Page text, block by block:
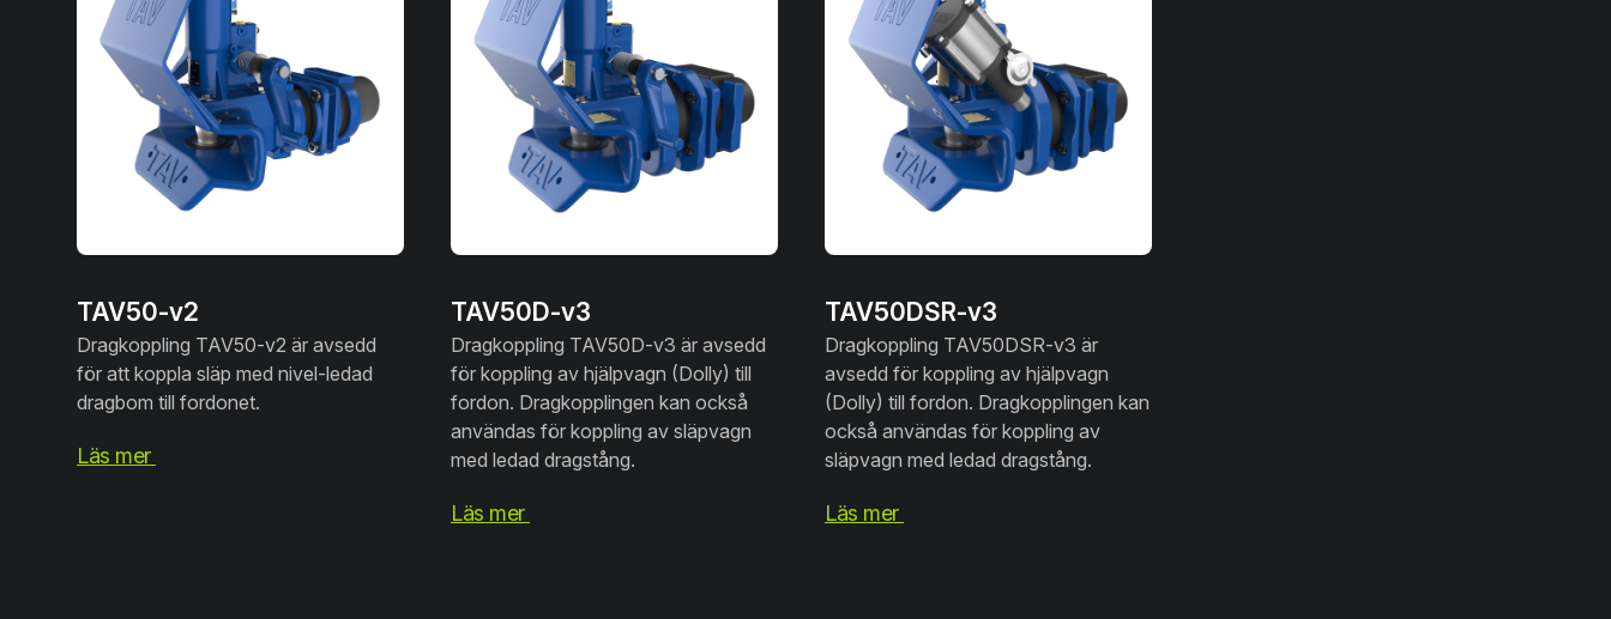
TAV50-v2
Dragkoppling TAV50-v2 är avsedd
för att koppla släp med nivel-ledad
dragbom till fordonet.
Läs mer
TAV50D-v3
Dragkoppling TAV50D-v3 är avsedd
för koppling av hjälpvagn (Dolly) till
fordon. Dragkopplingen kan också
användas för koppling av släpvagn
med ledad dragstång.
Läs mer
TAV50DSR-v3
Dragkoppling TAV50DSR-v3 är
avsedd för koppling av hjälpvagn
(Dolly) till fordon. Dragkopplingen kan
också användas för koppling av
släpvagn med ledad dragstång.
Läs mer